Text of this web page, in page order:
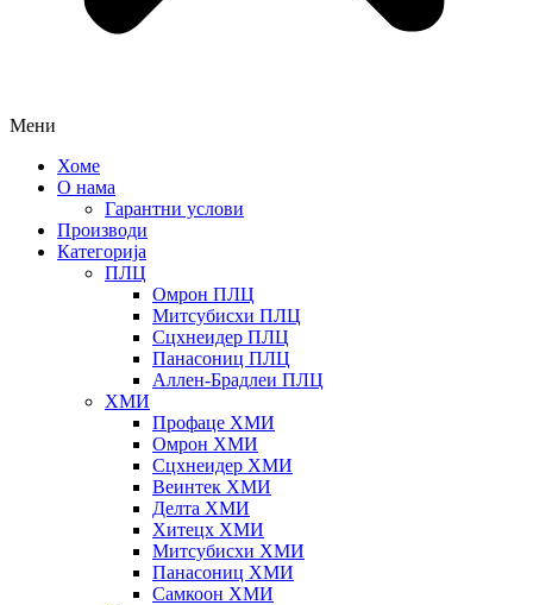
Мени
Хоме
О нама
Гарантни услови
Производи
Категорија
ПЛЦ
Омрон ПЛЦ
Митсубисхи ПЛЦ
Сцхнеидер ПЛЦ
Панасониц ПЛЦ
Аллен-Брадлеи ПЛЦ
ХМИ
Профаце ХМИ
Омрон ХМИ
Сцхнеидер ХМИ
Веинтек ХМИ
Делта ХМИ
Хитецх ХМИ
Митсубисхи ХМИ
Панасониц ХМИ
Самкоон ХМИ